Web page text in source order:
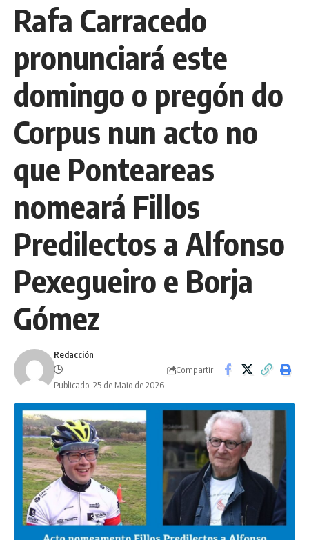
Rafa Carracedo
pronunciará este
domingo o pregón do
Corpus nun acto no
que Ponteareas
nomeará Fillos
Predilectos a Alfonso
Pexegueiro e Borja
Gómez
Redacción
Publicado: 25 de Maio de 2026
Compartir